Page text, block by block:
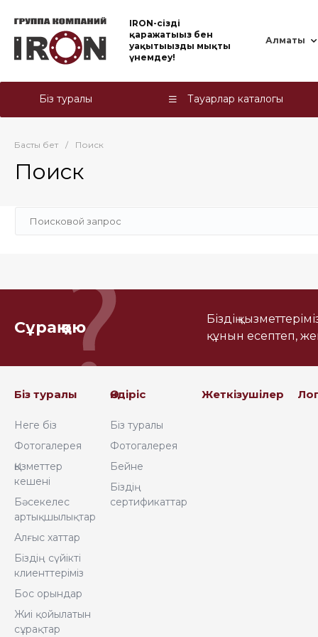
IRON-cіздің
қаражатыңыз бен
уақытыңызды мықты
үнемдеу!
Алматы
Біз туралы Тауарлар каталогы
Басты бет / Поиск
Поиск
Сұрақ қою
Біздің
құнын есептеп,
Біз туралы
Неге біз
Фотогалерея
Қызметтер
кешені
Бәсекелес
артықшылықтар
Алғыс хаттар
Біздің сүйікті
клиенттеріміз
Бос орындар
Жиі қойылатын
сұрақтар
Өндіріс
Біз туралы
Фотогалерея
Бейне
Біздің
сертификаттар
Жеткізушілер